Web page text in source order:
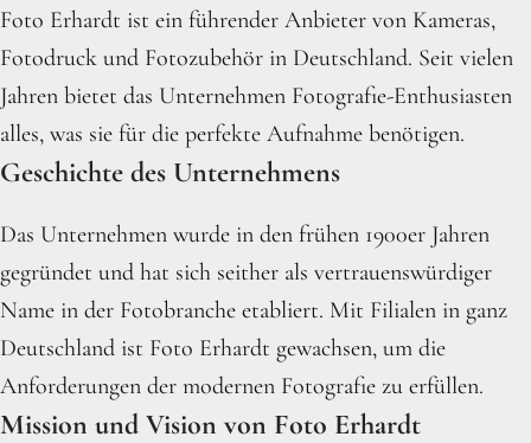
Foto Erhardt ist ein führender Anbieter von Kameras,
Fotodruck und Fotozubehör in Deutschland. Seit vielen
Jahren bietet das Unternehmen Fotografie-Enthusiasten
alles, was sie für die perfekte Aufnahme benötigen.
Geschichte des Unternehmens
Das Unternehmen wurde in den frühen 1900er Jahren
gegründet und hat sich seither als vertrauenswürdiger
Name in der Fotobranche etabliert. Mit Filialen in ganz
Deutschland ist Foto Erhardt gewachsen, um die
Anforderungen der modernen Fotografie zu erfüllen.
Mission und Vision von Foto Erhardt